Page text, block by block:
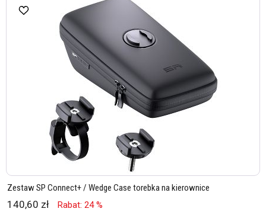
Zestaw SP Connect+ / Wedge Case torebka na kierownice
140,60 zł Rabat: 24 %